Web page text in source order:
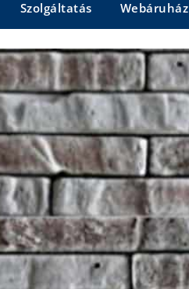
Szolgáltatás Webáruház